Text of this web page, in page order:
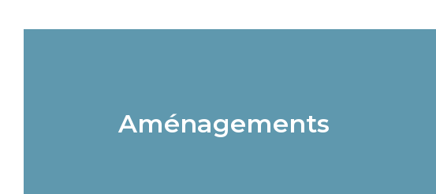
Aménagements